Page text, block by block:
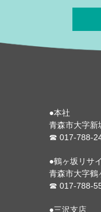
●本社
青森市大字新
☎ 017-788-
●鶴ヶ坂リサ
青森市大字鶴
☎ 017-788-
●三沢支店